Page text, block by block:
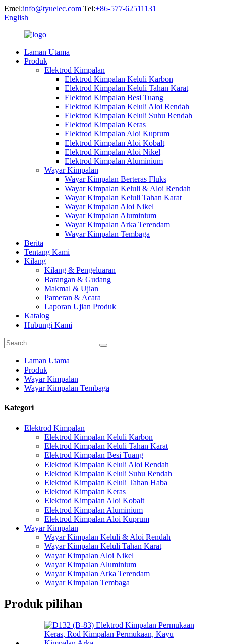
Emel:info@tyuelec.com Tel:+86-577-62511131
English
Laman Utama
Produk
Elektrod Kimpalan
Elektrod Kimpalan Keluli Karbon
Elektrod Kimpalan Keluli Tahan Karat
Elektrod Kimpalan Besi Tuang
Elektrod Kimpalan Keluli Aloi Rendah
Elektrod Kimpalan Keluli Suhu Rendah
Elektrod Kimpalan Keras
Elektrod Kimpalan Aloi Kuprum
Elektrod Kimpalan Aloi Kobalt
Elektrod Kimpalan Aloi Nikel
Elektrod Kimpalan Aluminium
Wayar Kimpalan
Wayar Kimpalan Berteras Fluks
Wayar Kimpalan Keluli & Aloi Rendah
Wayar Kimpalan Keluli Tahan Karat
Wayar Kimpalan Aloi Nikel
Wayar Kimpalan Aluminium
Wayar Kimpalan Arka Terendam
Wayar Kimpalan Tembaga
Berita
Tentang Kami
Kilang
Kilang & Pengeluaran
Barangan & Gudang
Makmal & Ujian
Pameran & Acara
Laporan Ujian Produk
Katalog
Hubungi Kami
Laman Utama
Produk
Wayar Kimpalan
Wayar Kimpalan Tembaga
Kategori
Elektrod Kimpalan
Elektrod Kimpalan Keluli Karbon
Elektrod Kimpalan Keluli Tahan Karat
Elektrod Kimpalan Besi Tuang
Elektrod Kimpalan Keluli Aloi Rendah
Elektrod Kimpalan Keluli Suhu Rendah
Elektrod Kimpalan Keluli Tahan Haba
Elektrod Kimpalan Keras
Elektrod Kimpalan Aloi Kobalt
Elektrod Kimpalan Aluminium
Elektrod Kimpalan Aloi Kuprum
Wayar Kimpalan
Wayar Kimpalan Keluli & Aloi Rendah
Wayar Kimpalan Keluli Tahan Karat
Wayar Kimpalan Aloi Nikel
Wayar Kimpalan Aluminium
Wayar Kimpalan Arka Terendam
Wayar Kimpalan Tembaga
Produk pilihan